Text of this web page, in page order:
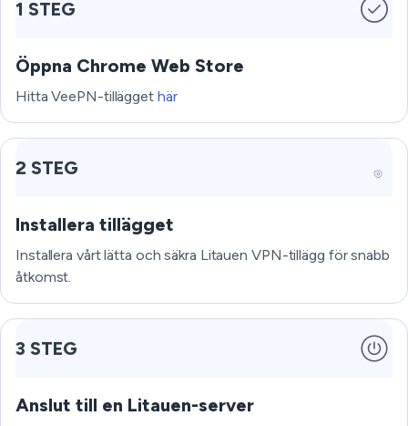
1 STEG
Öppna Chrome Web Store
Hitta VeePN-tillägget här
2 STEG
Installera tillägget
Installera vårt lätta och säkra Litauen VPN-tillägg för snabb
åtkomst.
3 STEG
Anslut till en Litauen-server